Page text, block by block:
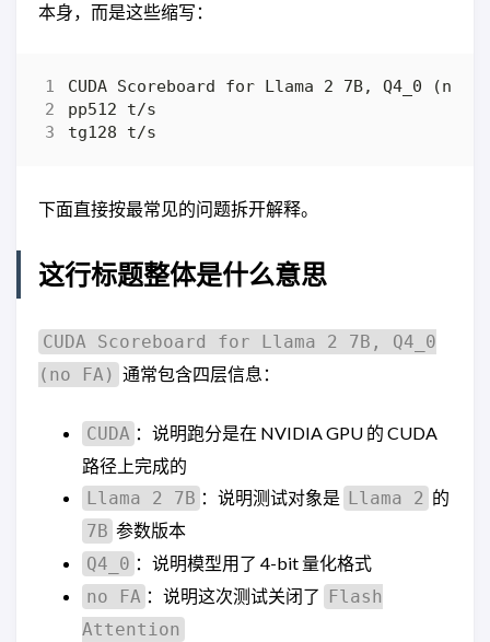
本身，而是这些缩写：
下面直接按最常见的问题拆开解释。
这行标题整体是什么意思
CUDA Scoreboard for Llama 2 7B, Q4_0
(no FA) 通常包含四层信息：
CUDA ：说明跑分是在 NVIDIA GPU 的 CUDA
路径上完成的
Llama 2 7B ：说明测试对象是 Llama 2 的
7B 参数版本
Q4_0 ：说明模型用了 4-bit 量化格式
no FA ：说明这次测试关闭了 Flash
Attention